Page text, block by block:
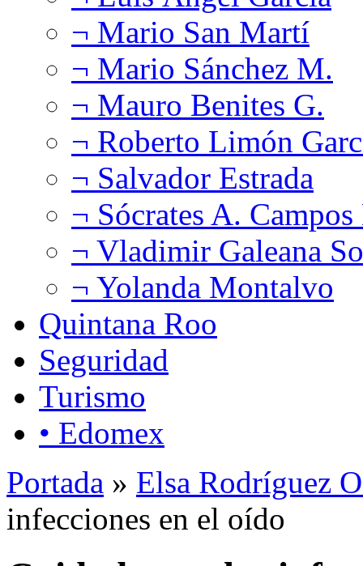
¬ Mario San Martí
¬ Mario Sánchez M.
¬ Mauro Benites G.
¬ Roberto Limón
¬ Salvador Estrada
¬ Sócrates A.
¬ Vladimir Galeana
¬ Yolanda Montalvo
Quintana Roo
Seguridad
Turismo
• Edomex
Portada » Elsa Rodríguez
infecciones en el oído